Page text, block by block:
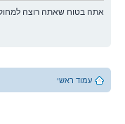
אתה בטוח שאתה רוצה למחוק
עמוד ראשי